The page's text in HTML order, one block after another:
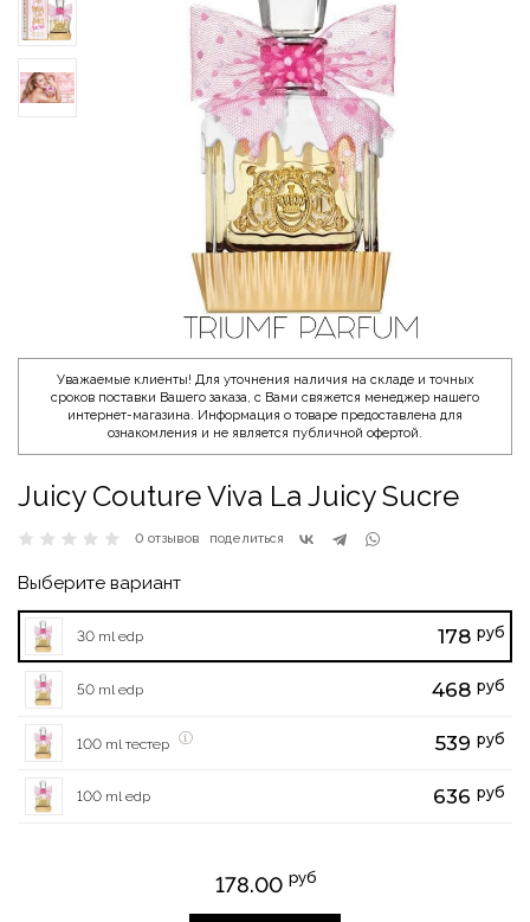
Уважаемые клиенты! Для уточнения наличия на складе и точных
сроков поставки Вашего заказа, с Вами свяжется менеджер нашего
интернет-магазина. Информация о товаре предоставлена для
ознакомления и не является публичной офертой.
Juicy Couture Viva La Juicy Sucre
0 отзывов поделиться
Выберите вариант
30 ml edp 178 руб
50 ml edp 468 руб
100 ml тестер 539 руб
100 ml edp 636 руб
178.00 руб